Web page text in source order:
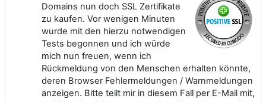
Domains nun doch SSL Zertifikate
zu kaufen. Vor wenigen Minuten
wurde mit den hierzu notwendigen
Tests begonnen und ich würde
mich nun freuen, wenn ich
Rückmeldung von den Menschen erhalten könnte,
deren Browser Fehlermeldungen / Warnmeldungen
anzeigen. Bitte teilt mir in diesem Fall per E-Mail mit,